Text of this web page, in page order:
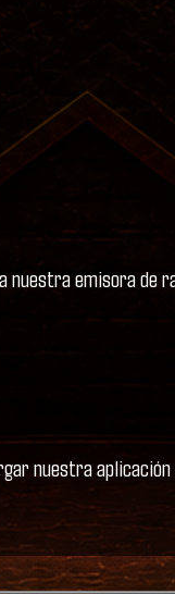
nuestra emisora de
nuestra aplicación